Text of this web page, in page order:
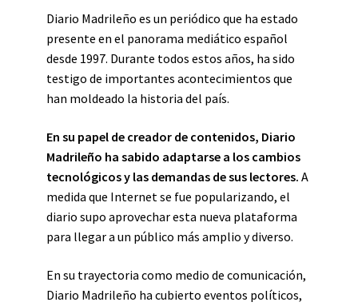
Diario Madrileño es un periódico que ha estado
presente en el panorama mediático español
desde 1997. Durante todos estos años, ha sido
testigo de importantes acontecimientos que
han moldeado la historia del país.
En su papel de creador de contenidos, Diario
Madrileño ha sabido adaptarse a los cambios
tecnológicos y las demandas de sus lectores. A
medida que Internet se fue popularizando, el
diario supo aprovechar esta nueva plataforma
para llegar a un público más amplio y diverso.
En su trayectoria como medio de comunicación,
Diario Madrileño ha cubierto eventos políticos,